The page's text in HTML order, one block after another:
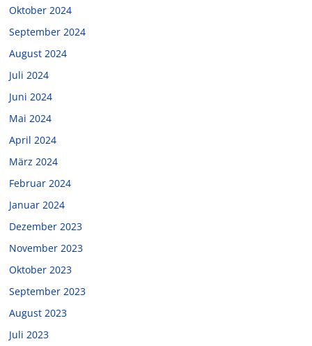
Oktober 2024
September 2024
August 2024
Juli 2024
Juni 2024
Mai 2024
April 2024
März 2024
Februar 2024
Januar 2024
Dezember 2023
November 2023
Oktober 2023
September 2023
August 2023
Juli 2023